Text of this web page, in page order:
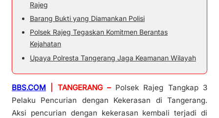
Rajeg
Barang Bukti yang Diamankan Polisi
Polsek Rajeg Tegaskan Komitmen Berantas
Kejahatan
Upaya Polresta Tangerang Jaga Keamanan Wilayah
BBS.COM | TANGERANG –Polsek Rajeg Tangkap 3
Pelaku Pencurian dengan Kekerasan di Tangerang.
Aksi pencurian dengan kekerasan kembali terjadi di